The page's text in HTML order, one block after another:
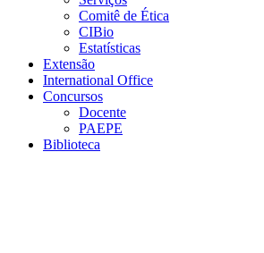
Comitê de Ética
CIBio
Estatísticas
Extensão
International Office
Concursos
Docente
PAEPE
Biblioteca